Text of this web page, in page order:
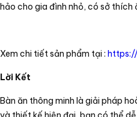
hảo cho gia đình nhỏ, có sở thích
Xem chi tiết sản phẩm tại :
Lời Kết
Bàn ăn thông minh là giải pháp